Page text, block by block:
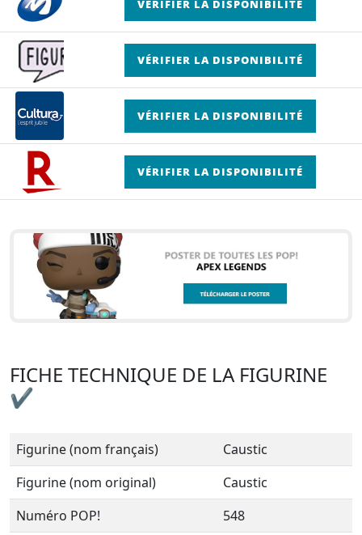
VÉRIFIER LA DISPONIBILITÉ
VÉRIFIER LA DISPONIBILITÉ
VÉRIFIER LA DISPONIBILITÉ
VÉRIFIER LA DISPONIBILITÉ
FICHE TECHNIQUE DE LA FIGURINE
✔
Figurine (nom français)
Caustic
Figurine (nom original)
Caustic
Numéro POP!
548